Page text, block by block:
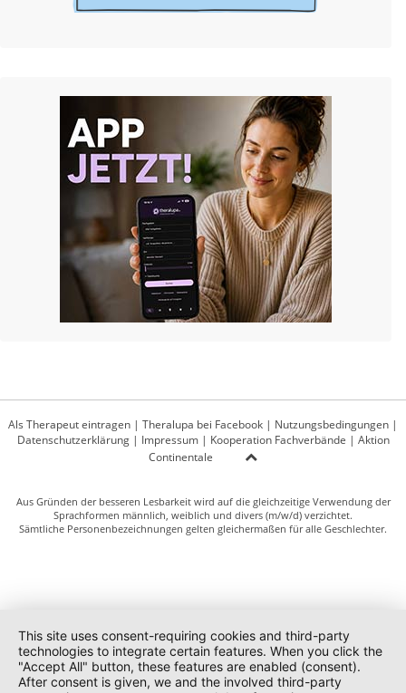
Als Therapeut eintragen | Theralupa bei Facebook | Nutzungsbedingungen |
Datenschutzerklärung| Impressum| Kooperation Fachverbände | Aktion
Continentale
Aus Gründen der besseren Lesbarkeit wird auf die gleichzeitige Verwendung der
Sprachformen männlich, weiblich und divers (m/w/d) verzichtet.
Sämtliche Personenbezeichnungen gelten gleichermaßen für alle Geschlechter.
This site uses consent-requiring cookies and third-party
technologies to integrate certain features. When you click the
"Accept All" button, these features are enabled (consent).
After consent is given, we and the involved third-party